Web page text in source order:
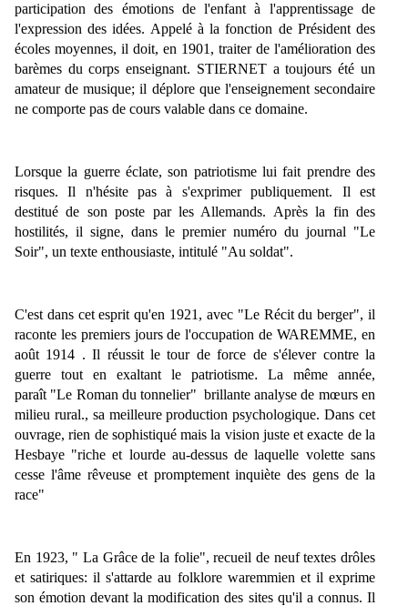
participation des émotions de l'enfant à l'apprentissage de
l'expression des idées. Appelé à la fonction de Président des
écoles moyennes, il doit, en 1901, traiter de l'amélioration des
barèmes du corps enseignant. STIERNET a toujours été un
amateur de musique; il déplore que l'enseignement secondaire
ne comporte pas de cours valable dans ce domaine.
Lorsque la guerre éclate, son patriotisme lui fait prendre des
risques. Il n'hésite pas à s'exprimer publiquement. Il est
destitué de son poste par les Allemands. Après la fin des
hostilités, il signe, dans le premier numéro du journal "Le
Soir", un texte enthousiaste, intitulé "Au soldat".
C'est dans cet esprit qu'en 1921, avec "Le Récit du berger", il
raconte les premiers jours de l'occupation de WAREMME, en
août 1914 . Il réussit le tour de force de s'élever contre la
guerre tout en exaltant le patriotisme. La même année,
paraît "Le Roman du tonnelier" brillante analyse de mœurs en
milieu rural., sa meilleure production psychologique. Dans cet
ouvrage, rien de sophistiqué mais la vision juste et exacte de la
Hesbaye "riche et lourde au-dessus de laquelle volette sans
cesse l'âme rêveuse et promptement inquiète des gens de la
race"
En 1923, " La Grâce de la folie", recueil de neuf textes drôles
et satiriques: il s'attarde au folklore waremmien et il exprime
son émotion devant la modification des sites qu'il a connus. Il